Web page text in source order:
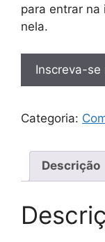
para entrar na
nela.
Inscreva-se
Categoria:
Descrição